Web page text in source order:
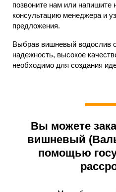
позвоните нам или напишите
консультацию менеджера и
предложения.
Выбрав вишневый водослив
надежность, высокое
необходимо для создания
Вы можете
вишневый
помощью